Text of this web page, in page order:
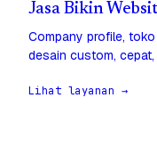
Jasa Bikin
Company profile,
desain custom, cepat,
Lihat layanan →